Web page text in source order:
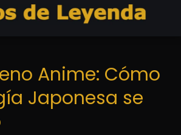
Anime: Cómo
Japonesa se